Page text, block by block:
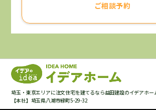
お客様がお申込になったサービス等の確認
ため。
お客様よりいただいたご意見・ご要望等
お客様のニーズにあった商品・サービス
お客様へ提供した商品・サービスについて
ーサービスやメンテナンス等をご提供する
お客様へより良いサービスを提供して行く
ト調査を実施するため。ただし、アンケ
ご相談予約
埼玉・東京エリアに注文住宅を建てるなら益田建設のイデアホー
【本社】埼玉県八潮市緑町5-29-32